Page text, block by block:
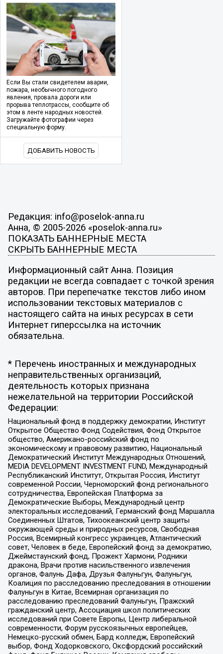
Если Вы стали свидетелем аварии,
пожара, необычного погодного
явления, провала дороги или
прорыва теплотрассы, сообщите об
этом в ленте народных новостей.
Загружайте фотографии через
специальную форму.
ДОБАВИТЬ НОВОСТЬ
Редакция: info@poselok-anna.ru
Анна, © 2005-2026 «poselok-anna.ru»
ПОКАЗАТЬ БАННЕРНЫЕ МЕСТА
СКРЫТЬ БАННЕРНЫЕ МЕСТА
Информационный сайт Анна. Позиция
редакции не всегда совпадает с точкой зрения
авторов. При перепечатке текстов либо ином
использовании текстовых материалов с
настоящего сайта на иных ресурсах в сети
Интернет гиперссылка на источник
обязательна.
* Перечень иностранных и международных
неправительственных организаций,
деятельность которых признана
нежелательной на территории Российской
Федерации:
Национальный фонд в поддержку демократии, Институт
Открытое Общество Фонд Содействия, Фонд Открытое
общество, Американо-российский фонд по
экономическому и правовому развитию, Национальный
Демократический Институт Международных Отношений,
MEDIA DEVELOPMENT INVESTMENT FUND, Международный
Республиканский Институт, Открытая Россия, Институт
современной России, Черноморский фонд регионального
сотрудничества, Европейская Платформа за
Демократические Выборы, Международный центр
электоральных исследований, Германский фонд Маршалла
Соединенных Штатов, Тихоокеанский центр защиты
окружающей среды и природных ресурсов, Свободная
Россия, Всемирный конгресс украинцев, Атлантический
совет, Человек в беде, Европейский фонд за демократию,
Джеймстаунский фонд, Прожект Хармони, Родники
дракона, Врачи против насильственного извлечения
органов, Фалунь Дафа, Друзья Фалуньгун, Фалуньгун,
Коалиция по расследованию преследования в отношении
Фалуньгун в Китае, Всемирная организация по
расследованию преследований Фалуньгун, Пражский
гражданский центр, Ассоциация школ политических
исследований при Совете Европы, Центр либеральной
современности, Форум русскоязычных европейцев,
Немецко-русский обмен, Бард колледж, Европейский
выбор, Фонд Ходорковского, Оксфордский российский